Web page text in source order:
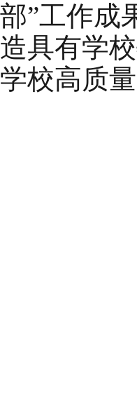
部”工作成
造具有学
学校高质量